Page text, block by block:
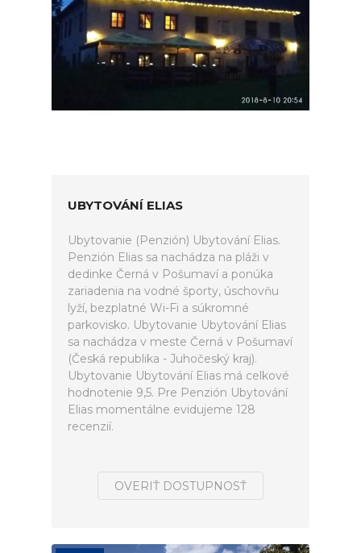
UBYTOVÁNÍ ELIAS
Ubytovanie (Penzión) Ubytování Elias.
Penzión Elias sa nachádza na pláži v
dedinke Černá v Pošumaví a ponúka
zariadenia na vodné športy, úschovňu
lyží, bezplatné Wi-Fi a súkromné
parkovisko. Ubytovanie Ubytování Elias
sa nachádza v meste Černá v Pošumaví
(Česká republika - Juhočeský kraj).
Ubytovanie Ubytování Elias má celkové
hodnotenie 9,5. Pre Penzión Ubytování
Elias momentálne evidujeme 128
recenzií.
OVERIŤ DOSTUPNOSŤ